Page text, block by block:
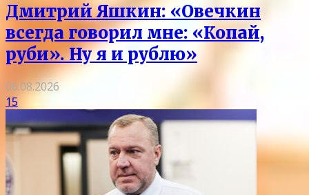
Дмитрий Яшкин: «Овечкин
всегда говорил мне: «Копай,
руби». Ну я и рублю»
06.08.2026
15